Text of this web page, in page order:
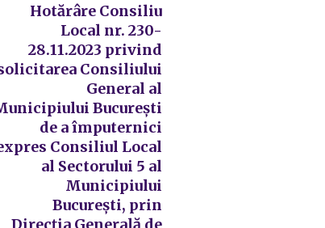
Hotărâre Consiliu
Local nr. 230-
28.11.2023 privind
Consiliului
General al
București
de a împuternici
Consiliul Local
al Sectorului 5 al
Municipiului
București, prin
Direcția Generală de